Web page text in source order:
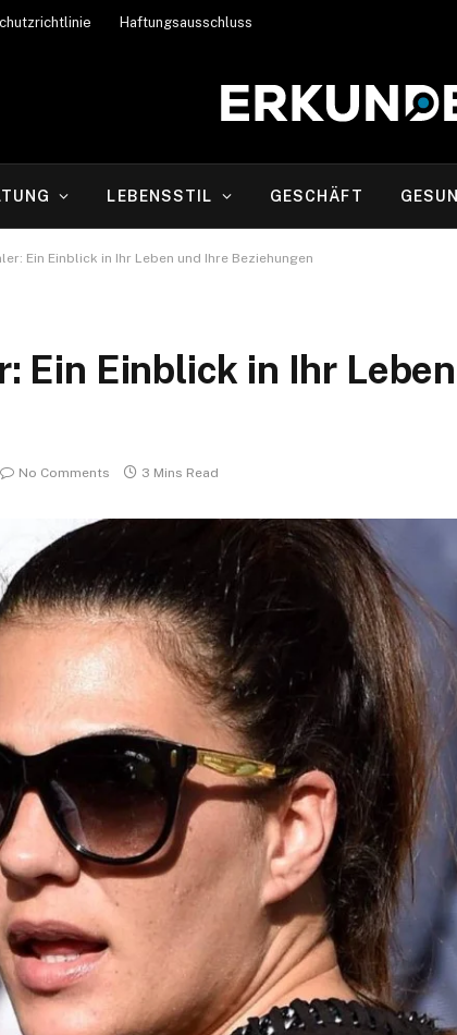
Haftungsausschluss
LEBENSSTIL GESCHÄFT
Ein Einblick in Ihr Leben und Ihre Beziehungen
Ein Einblick in Ihr
No Comments 3 Mins Read